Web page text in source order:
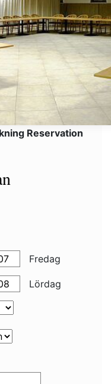
Reservation
Fredag
Lördag